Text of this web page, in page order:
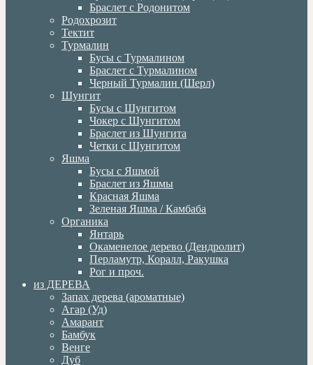
Браслет с Родонитом
Родохрозит
Тектит
Турмалин
Бусы с Турмалином
Браслет с Турмалином
Черный Турмалин (Шерл)
Шунгит
Бусы с Шунгитом
Чокер с Шунгитом
Браслет из Шунгита
Четки с Шунгитом
Яшма
Бусы с Яшмой
Браслет из Яшмы
Красная Яшма
Зеленая Яшма / Камбаба
Органика
Янтарь
Окаменелое дерево (Дендролит)
Перламутр, Коралл, Ракушка
Рог и проч.
из ДЕРЕВА
Запах дерева (ароматные)
Агар (Уд)
Амарант
Бамбук
Венге
Дуб